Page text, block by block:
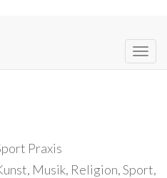
Praxis
Musik, Religion, Sport,